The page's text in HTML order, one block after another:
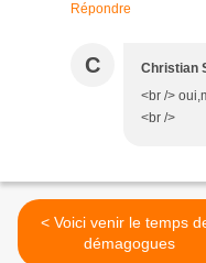
Répondre
C Christian
<br />
<br />
< Voici venir le temps des
démagogues